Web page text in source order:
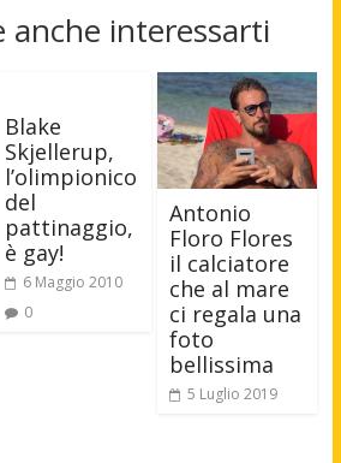
anche interessarti
Blake
Skjellerup,
l’olimpionico
del
pattinaggio,
è gay!
6 Maggio 2010
0
Antonio
Floro Flores
il calciatore
che al mare
ci regala una
foto
bellissima
5 Luglio 2019